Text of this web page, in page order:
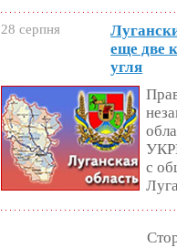
28 серпня
еще две
угля
с